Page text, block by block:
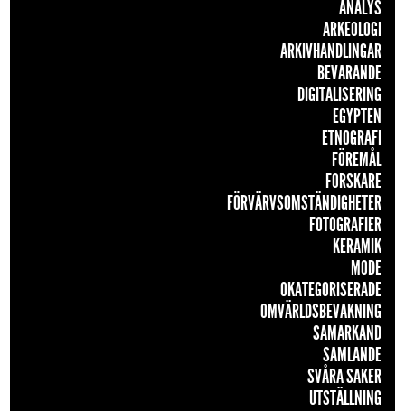
ANALYS
ARKEOLOGI
ARKIVHANDLINGAR
BEVARANDE
DIGITALISERING
EGYPTEN
ETNOGRAFI
FÖREMÅL
FORSKARE
FÖRVÄRVSOMSTÄNDIGHETER
FOTOGRAFIER
KERAMIK
MODE
OKATEGORISERADE
OMVÄRLDSBEVAKNING
SAMARKAND
SAMLANDE
SVÅRA SAKER
UTSTÄLLNING